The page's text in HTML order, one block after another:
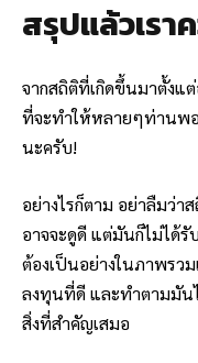
สรุปแล้วเรา
จากสถิติที่เกิดขึ้นมาตั้งแ
ที่จะทำให้หลายๆท่านพ
นะครับ!
อย่างไรก็ตาม อย่าลืมว่
อาจจะดูดี แต่มันก็ไม่ได้
ต้องเป็นอย่างในภาพรว
ลงทุนที่ดี และทำตามมัน
สิ่งที่สำคัญเสมอ